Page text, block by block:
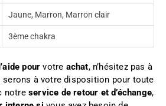
Jaune, Marron, Marron clair
3ème chakra
aide pour votre achat, n’hésitez pas à
serons à votre disposition pour toute
notre service de retour et d’échange,